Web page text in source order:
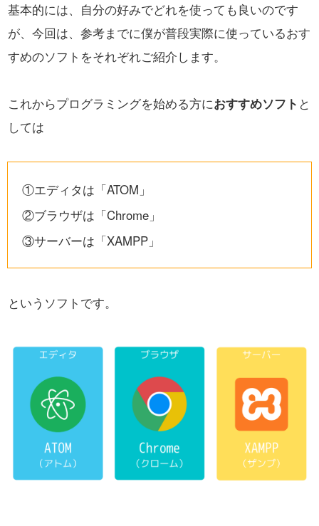
基本的には、自分の好みでどれを使っても良いのです
が、 今回は、参考までに僕が普段実際に使っているおす
すめのソフトをそれぞれご紹介します。
これからプログラミングを始める方におすすめソフト と
しては
①エディタは「ATOM」
②ブラウザは「Chrome」
③サーバーは「XAMPP」
というソフトです。